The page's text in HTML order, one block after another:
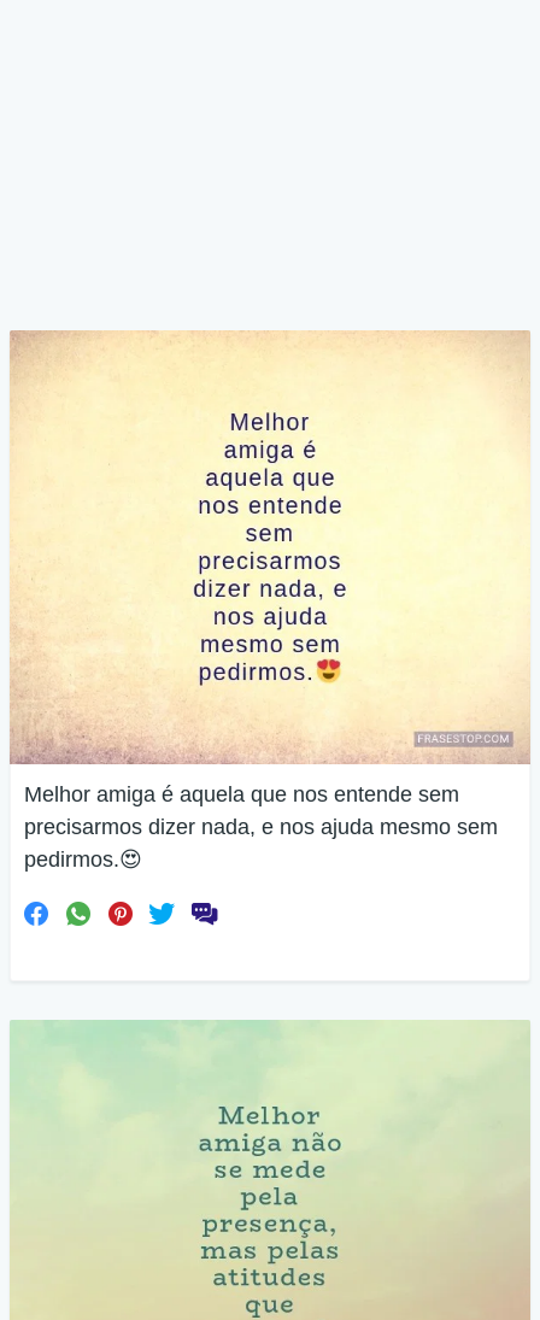
Melhor amiga é aquela que nos entende sem
precisarmos dizer nada, e nos ajuda mesmo sem
pedirmos.😍